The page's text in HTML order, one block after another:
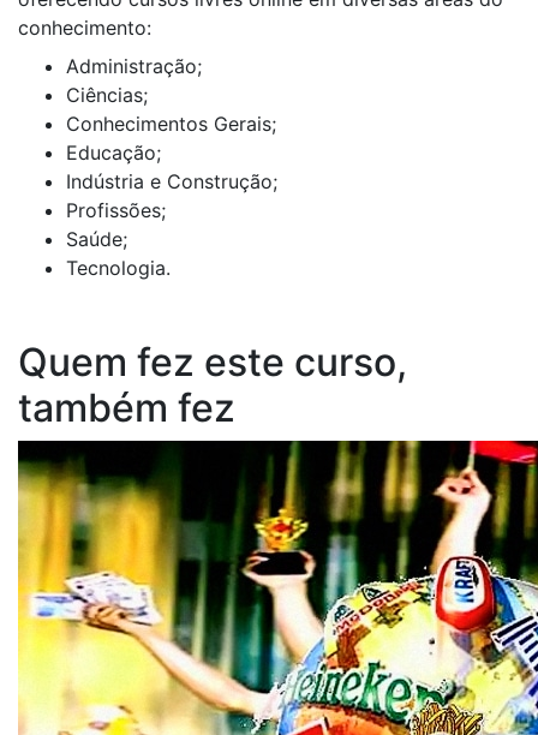
conhecimento:
Administração;
Ciências;
Conhecimentos Gerais;
Educação;
Indústria e Construção;
Profissões;
Saúde;
Tecnologia.
Quem fez este curso,
também fez